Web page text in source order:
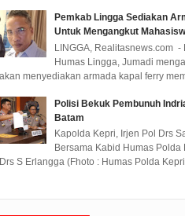
Pemkab Lingga Sediakan
Untuk Mengangkut
LINGGA, Realitasnews.com -
Humas Lingga, Jumadi
akan menyediakan armada kapal ferry
Polisi Bekuk Pembunuh
Batam
Kapolda Kepri, Irjen Pol Drs
Bersama Kabid Humas Polda
Drs S Erlangga (Fhoto : Humas Polda